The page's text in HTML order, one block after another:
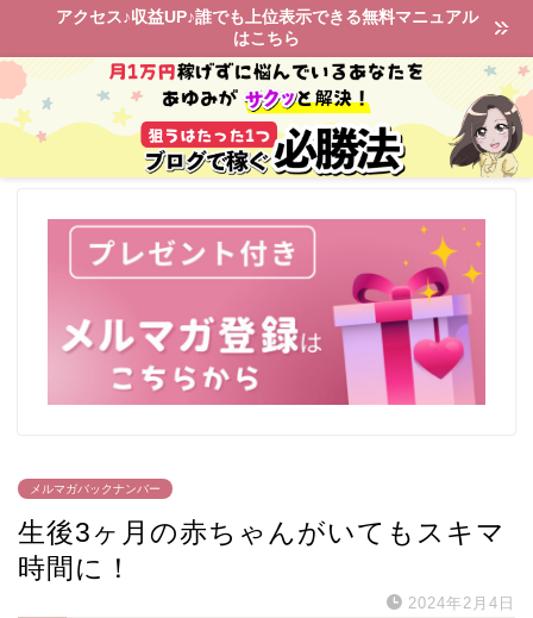
アクセス♪収益UP♪誰でも上位表示できる無料マニュアル
はこちら
メルマガバックナンバー
生後3ヶ月の赤ちゃんがいてもスキマ
時間に！
2024年2月4日